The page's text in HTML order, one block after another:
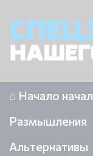
⌂ Начало начал
Размышления
Альтернативы